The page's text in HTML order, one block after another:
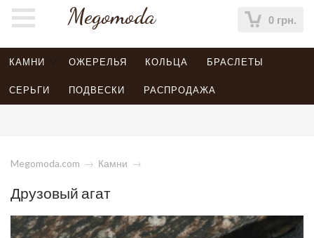
Megomoda 0 грн.
КАМНИ ОЖЕРЕЛЬЯ КОЛЬЦА БРАСЛЕТЫ
СЕРЬГИ ПОДВЕСКИ РАСПРОДАЖА
Megomoda.com → Камни →
Друзовый агат